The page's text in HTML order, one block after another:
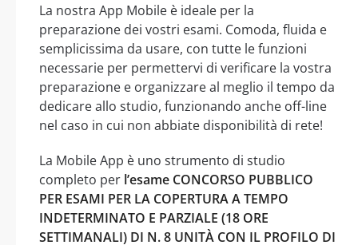
La nostra App Mobile è ideale per la
preparazione dei vostri esami. Comoda, fluida e
semplicissima da usare, con tutte le funzioni
necessarie per permettervi di verificare la vostra
preparazione e organizzare al meglio il tempo da
dedicare allo studio, funzionando anche off-line
nel caso in cui non abbiate disponibilità di rete!
La Mobile App è uno strumento di studio
completo per l’esame CONCORSO PUBBLICO
PER ESAMI PER LA COPERTURA A TEMPO
INDETERMINATO E PARZIALE (18 ORE
SETTIMANALI) DI N. 8 UNITÀ CON IL PROFILO DI